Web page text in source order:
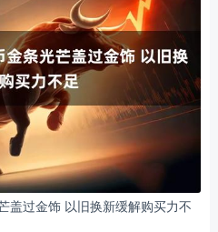
盖过金饰 以旧换新缓解购买力不